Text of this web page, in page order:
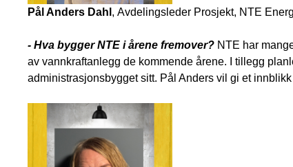
Pål Anders Dahl , Avdelingsleder Prosjekt, NTE
- Hva bygger NTE i årene fremover? NTE har
av vannkraftanlegg de kommende årene. I tillegg
administrasjonsbygget sitt. Pål Anders vil gi et